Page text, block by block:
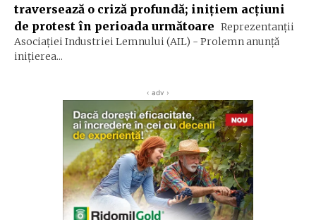
traversează o criză profundă; iniţiem acţiuni
de protest în perioada următoare Reprezentanţii
Asociaţiei Industriei Lemnului (AIL) - Prolemn anunţă
iniţierea...
‹ adv ›